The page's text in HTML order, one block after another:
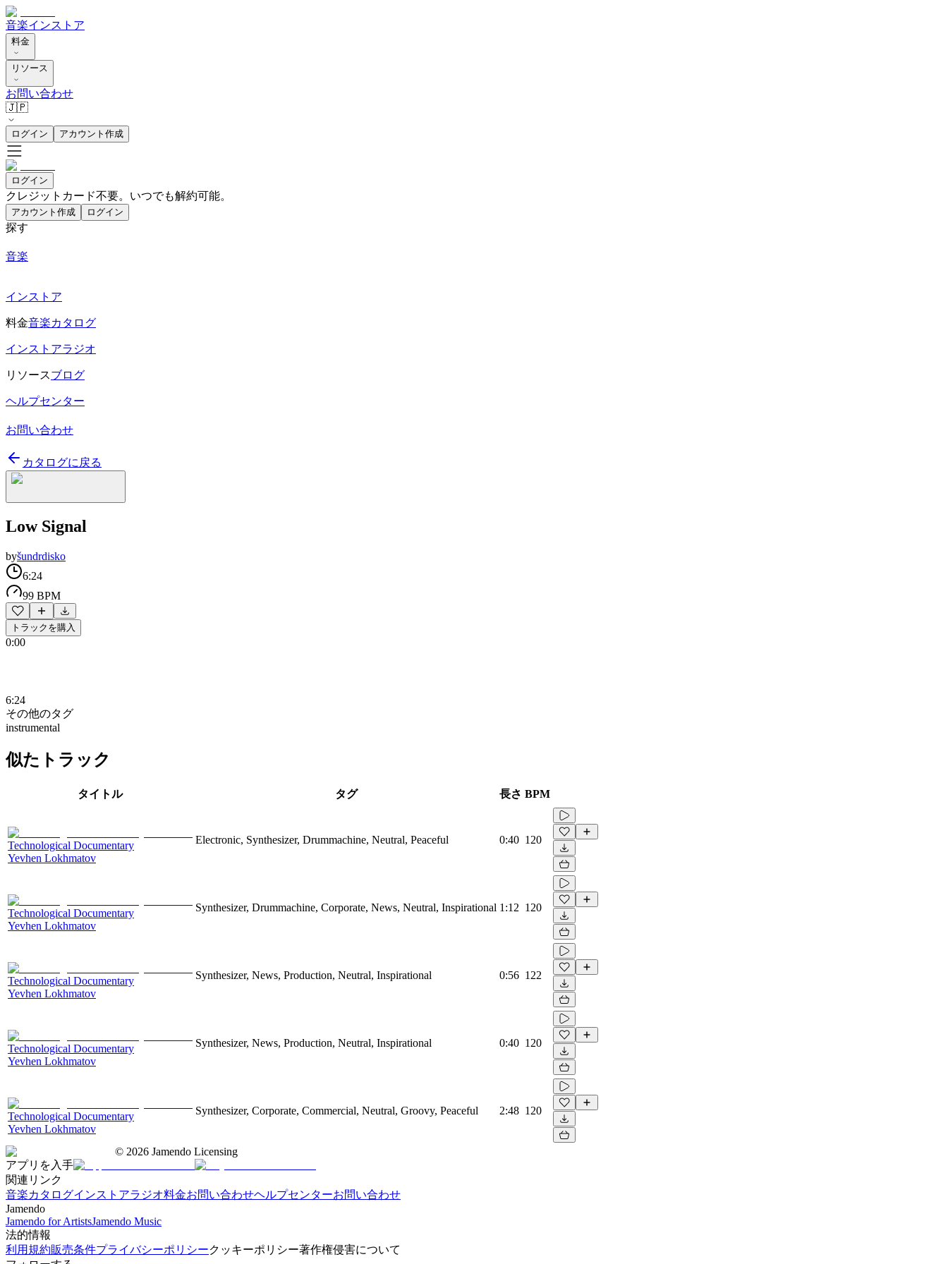
音楽インストア
料金
リソース
お問い合わせ
🇯🇵
ログイン アカウント作成
ログイン
クレジットカード不要。いつでも解約可能。
アカウント作成 ログイン
探す
音楽
インストア
料金音楽カタログ
インストアラジオ
リソースブログ
ヘルプセンター
お問い合わせ
カタログに戻る
Low Signal
byšundrdisko
6:24
99 BPM
トラックを購入
0:00
6:24
その他のタグ
instrumental
似たトラック
タイトル タグ 長さ BPM
Technological Documentary
Yevhen Lokhmatov
Electronic, Synthesizer, Drummachine, Neutral, Peaceful 0:40 120
Technological Documentary
Yevhen Lokhmatov
Synthesizer, Drummachine, Corporate, News, Neutral, Inspirational 1:12 120
Technological Documentary
Yevhen Lokhmatov
Synthesizer, News, Production, Neutral, Inspirational 0:56 122
Technological Documentary
Yevhen Lokhmatov
Synthesizer, News, Production, Neutral, Inspirational 0:40 120
Technological Documentary
Yevhen Lokhmatov
Synthesizer, Corporate, Commercial, Neutral, Groovy, Peaceful 2:48 120
© 2026 Jamendo Licensing
アプリを入手
関連リンク
音楽カタログインストアラジオ料金お問い合わせヘルプセンターお問い合わせ
Jamendo
Jamendo for ArtistsJamendo Music
法的情報
利用規約販売条件プライバシーポリシークッキーポリシー著作権侵害について